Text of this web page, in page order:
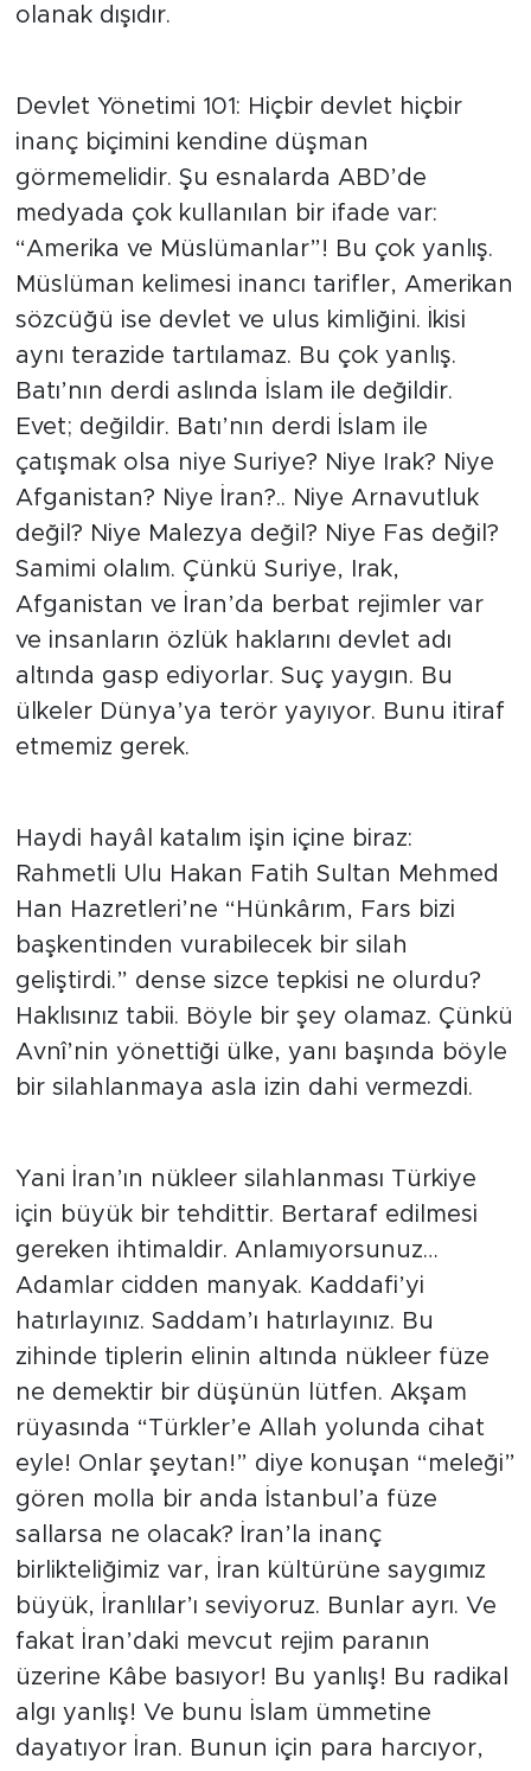
olanak dışıdır.
Devlet Yönetimi 101: Hiçbir devlet hiçbir
inanç biçimini kendine düşman
görmemelidir. Şu esnalarda ABD’de
medyada çok kullanılan bir ifade var:
“Amerika ve Müslümanlar”! Bu çok yanlış.
Müslüman kelimesi inancı tarifler, Amerikan
sözcüğü ise devlet ve ulus kimliğini. İkisi
aynı terazide tartılamaz. Bu çok yanlış.
Batı’nın derdi aslında İslam ile değildir.
Evet; değildir. Batı’nın derdi İslam ile
çatışmak olsa niye Suriye? Niye Irak? Niye
Afganistan? Niye İran?.. Niye Arnavutluk
değil? Niye Malezya değil? Niye Fas değil?
Samimi olalım. Çünkü Suriye, Irak,
Afganistan ve İran’da berbat rejimler var
ve insanların özlük haklarını devlet adı
altında gasp ediyorlar. Suç yaygın. Bu
ülkeler Dünya’ya terör yayıyor. Bunu itiraf
etmemiz gerek.
Haydi hayâl katalım işin içine biraz:
Rahmetli Ulu Hakan Fatih Sultan Mehmed
Han Hazretleri’ne “Hünkârım, Fars bizi
başkentinden vurabilecek bir silah
geliştirdi.” dense sizce tepkisi ne olurdu?
Haklısınız tabii. Böyle bir şey olamaz. Çünkü
Avnî’nin yönettiği ülke, yanı başında böyle
bir silahlanmaya asla izin dahi vermezdi.
Yani İran’ın nükleer silahlanması Türkiye
için büyük bir tehdittir. Bertaraf edilmesi
gereken ihtimaldir. Anlamıyorsunuz…
Adamlar cidden manyak. Kaddafi’yi
hatırlayınız. Saddam’ı hatırlayınız. Bu
zihinde tiplerin elinin altında nükleer füze
ne demektir bir düşünün lütfen. Akşam
rüyasında “Türkler’e Allah yolunda cihat
eyle! Onlar şeytan!” diye konuşan “meleği”
gören molla bir anda İstanbul’a füze
sallarsa ne olacak? İran’la inanç
birlikteliğimiz var, İran kültürüne saygımız
büyük, İranlılar’ı seviyoruz. Bunlar ayrı. Ve
fakat İran’daki mevcut rejim paranın
üzerine Kâbe basıyor! Bu yanlış! Bu radikal
algı yanlış! Ve bunu İslam ümmetine
dayatıyor İran. Bunun için para harcıyor,